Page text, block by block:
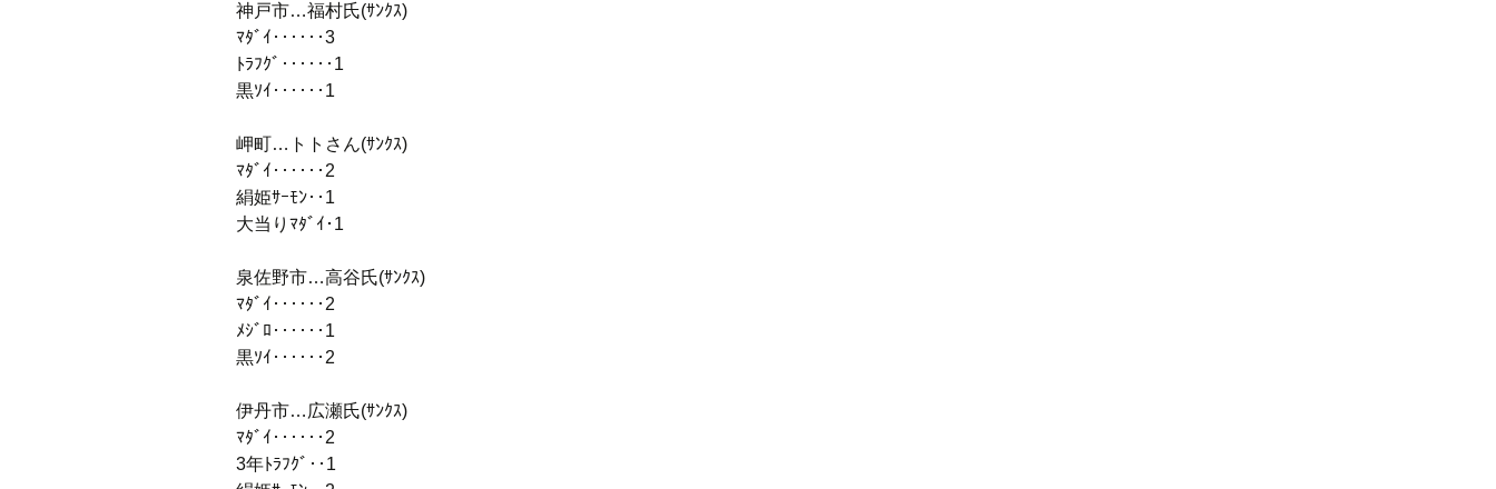
神戸市…福村氏(ｻﾝｸｽ)
ﾏﾀﾞｲ‥‥‥3
ﾄﾗﾌｸﾞ‥‥‥1
黒ｿｲ‥‥‥1
岬町…トトさん(ｻﾝｸｽ)
ﾏﾀﾞｲ‥‥‥2
絹姫ｻｰﾓﾝ‥1
大当りﾏﾀﾞｲ･1
泉佐野市…高谷氏(ｻﾝｸｽ)
ﾏﾀﾞｲ‥‥‥2
ﾒｼﾞﾛ‥‥‥1
黒ｿｲ‥‥‥2
伊丹市…広瀬氏(ｻﾝｸｽ)
ﾏﾀﾞｲ‥‥‥2
3年ﾄﾗﾌｸﾞ‥1